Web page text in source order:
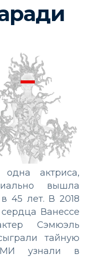
актриса,
вышла
45 лет. В 2018
Ванессе
Сэмюэль
тайную
узнали в